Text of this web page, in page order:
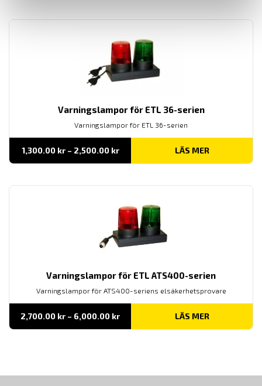
Varningslampor för ETL 36-serien
Varningslampor för ETL 36-serien
1,300.00 kr – 2,500.00 krPrisintervall:
till
LÄS MER
Varningslampor för ETL ATS400-serien
Varningslampor för ATS400-seriens elsäkerhetsprovare
2,700.00 kr – 6,000.00 krPrisintervall:
till
LÄS MER